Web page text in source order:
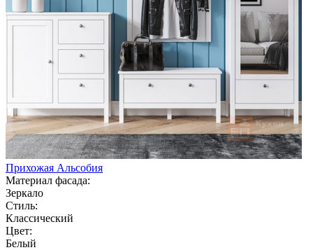
Прихожая Альсобия
Материал фасада:
Зеркало
Стиль:
Классический
Цвет:
Белый